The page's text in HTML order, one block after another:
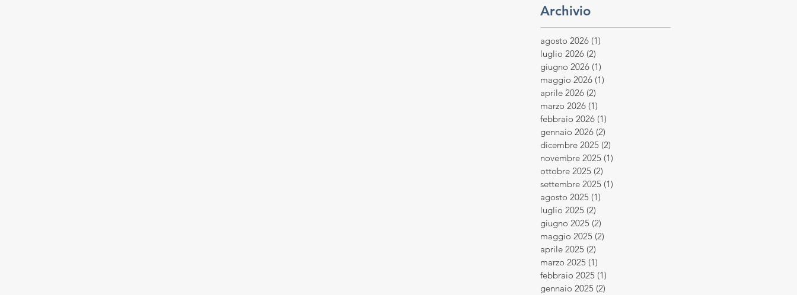
Archivio
agosto 2026 (1)
luglio 2026 (2)
giugno 2026 (1)
maggio 2026 (1)
aprile 2026 (2)
marzo 2026 (1)
febbraio 2026 (1)
gennaio 2026 (2)
dicembre 2025 (2)
novembre 2025 (1)
ottobre 2025 (2)
settembre 2025 (1)
agosto 2025 (1)
luglio 2025 (2)
giugno 2025 (2)
maggio 2025 (2)
aprile 2025 (2)
marzo 2025 (1)
febbraio 2025 (1)
gennaio 2025 (2)